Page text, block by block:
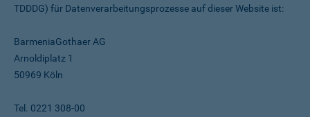
TDDDG) für Daten­verarbeitungs­prozesse auf dieser Website ist:
BarmeniaGothaer AG
Arnoldiplatz 1
50969 Köln
Tel. 0221 308-00